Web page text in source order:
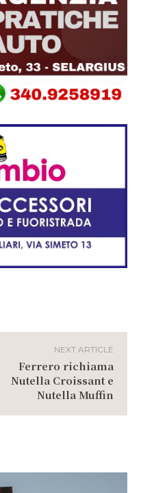
NEXT ARTICLE
Ferrero richiama
Nutella Croissant e
Nutella Muffin